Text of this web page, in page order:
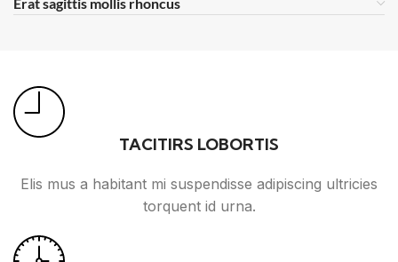
TACITIRS LOBORTIS
Elis mus a habitant mi suspendisse adipiscing ultricies
torquent id urna.